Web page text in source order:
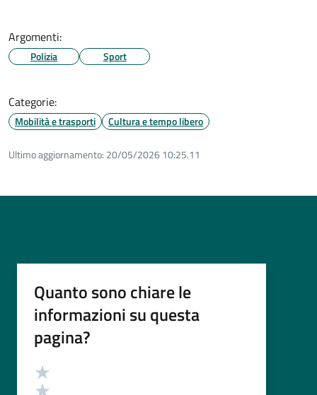
Argomenti:
Polizia Sport
Categorie:
Mobilità e trasporti Cultura e tempo libero
Ultimo aggiornamento: 20/05/2026 10:25.11
Quanto sono chiare le
informazioni su questa
pagina?
Valutazione